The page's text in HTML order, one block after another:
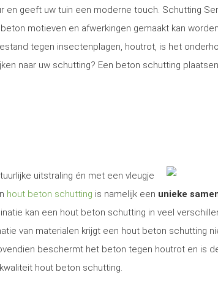
geeft uw tuin een moderne touch. Schutting
motieven en afwerkingen gemaakt kan
tegen insectenplagen, houtrot, is het
naar uw schutting? Een beton schutting
uitstraling én met een vleugje
hout beton schutting is namelijk een unieke
kan een hout beton schutting in veel
van materialen krijgt een hout beton schutting
beschermt het beton tegen houtrot en is
hout beton schutting.